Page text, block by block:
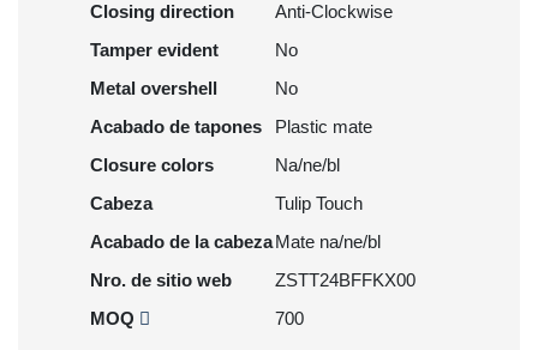
Closing direction
Anti-Clockwise
Tamper evident
No
Metal overshell
No
Acabado de tapones
Plastic mate
Closure colors
Na/ne/bl
Cabeza
Tulip Touch
Acabado de la cabezaMate na/ne/bl
Nro. de sitio web
ZSTT24BFFKX00
MOQ
700